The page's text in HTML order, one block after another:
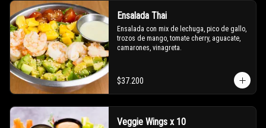
Ensalada Thai
Ensalada con mix de lechuga, pico de gallo,
trozos de mango, tomate cherry, aguacate,
camarones, vinagreta.
$37.200
Veggie Wings x 10